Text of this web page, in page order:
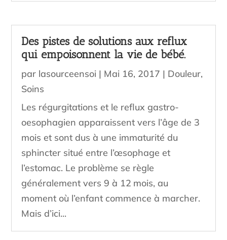
Des pistes de solutions aux reflux
qui empoisonnent la vie de bébé.
par lasourceensoi | Mai 16, 2017 | Douleur,
Soins
Les régurgitations et le reflux gastro-
oesophagien apparaissent vers l’âge de 3
mois et sont dus à une immaturité du
sphincter situé entre l’œsophage et
l’estomac. Le problème se règle
généralement vers 9 à 12 mois, au
moment où l’enfant commence à marcher.
Mais d’ici...